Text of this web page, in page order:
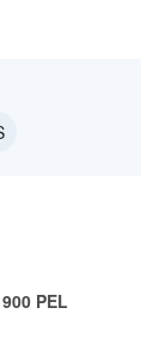
PEL